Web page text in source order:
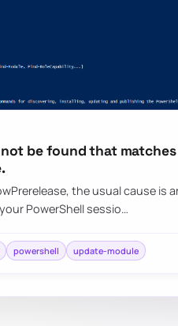
be found that matches
the usual cause is
PowerShell sessio…
powershell update-module